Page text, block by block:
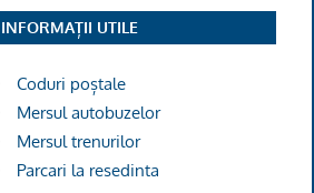
INFORMAȚII UTILE
Coduri poștale
Mersul autobuzelor
Mersul trenurilor
Parcari la resedinta